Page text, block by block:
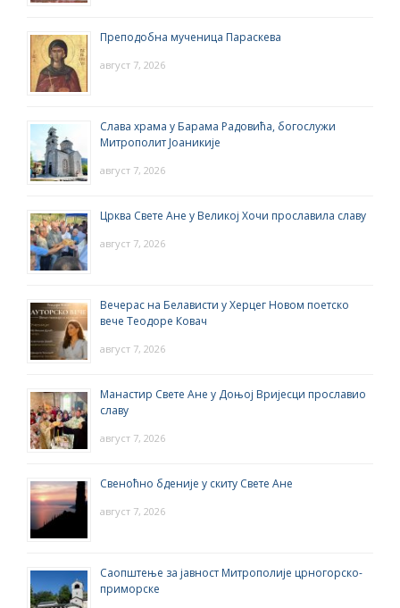
Преподобна мученица Параскева
август 7, 2026
Слава храма у Барама Радовића, богослужи
Митрополит Јоаникије
август 7, 2026
Црква Свете Ане у Великој Хочи прославила славу
август 7, 2026
Вечерас на Белависти у Херцег Новом поетско
вече Теодоре Ковач
август 7, 2026
Манастир Свете Ане у Доњој Вријесци прославио
славу
август 7, 2026
Свеноћно бденије у скиту Свете Ане
август 7, 2026
Саопштење за јавност Митрополије црногорско-
приморске